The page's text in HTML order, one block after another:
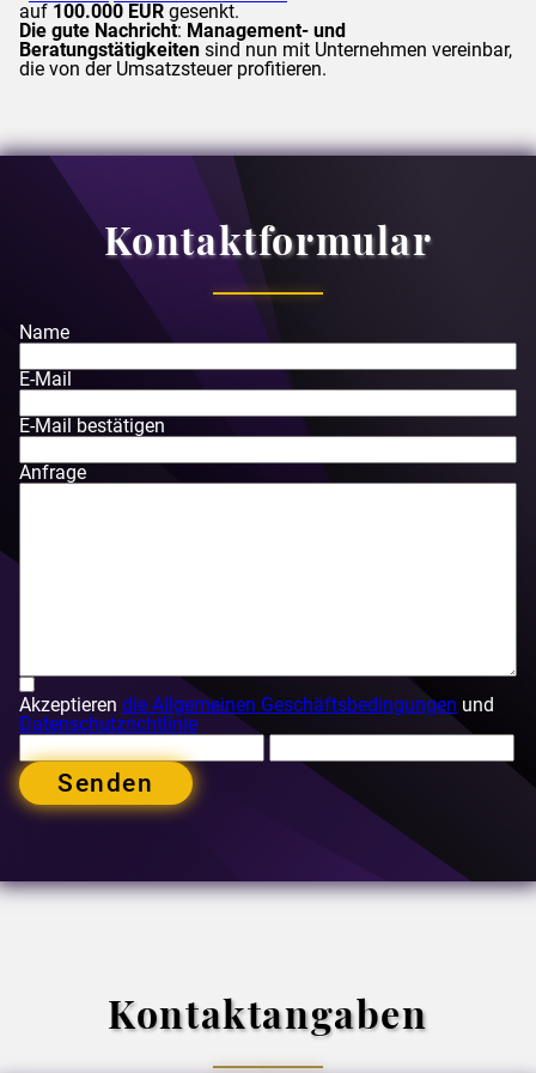
auf 100.000 EUR gesenkt.
Die gute Nachricht: Management- und
Beratungstätigkeiten sind nun mit Unternehmen vereinbar,
die von der Umsatzsteuer profitieren.
Kontaktformular
Name
E-Mail
E-Mail bestätigen
Anfrage
Akzeptieren die Allgemeinen Geschäftsbedingungen und
Datenschutzrichtlinie
Senden
Kontaktangaben